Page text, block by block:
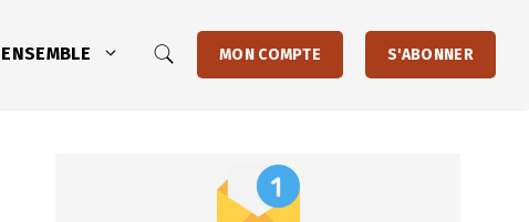
MON COMPTE S'ABONNER